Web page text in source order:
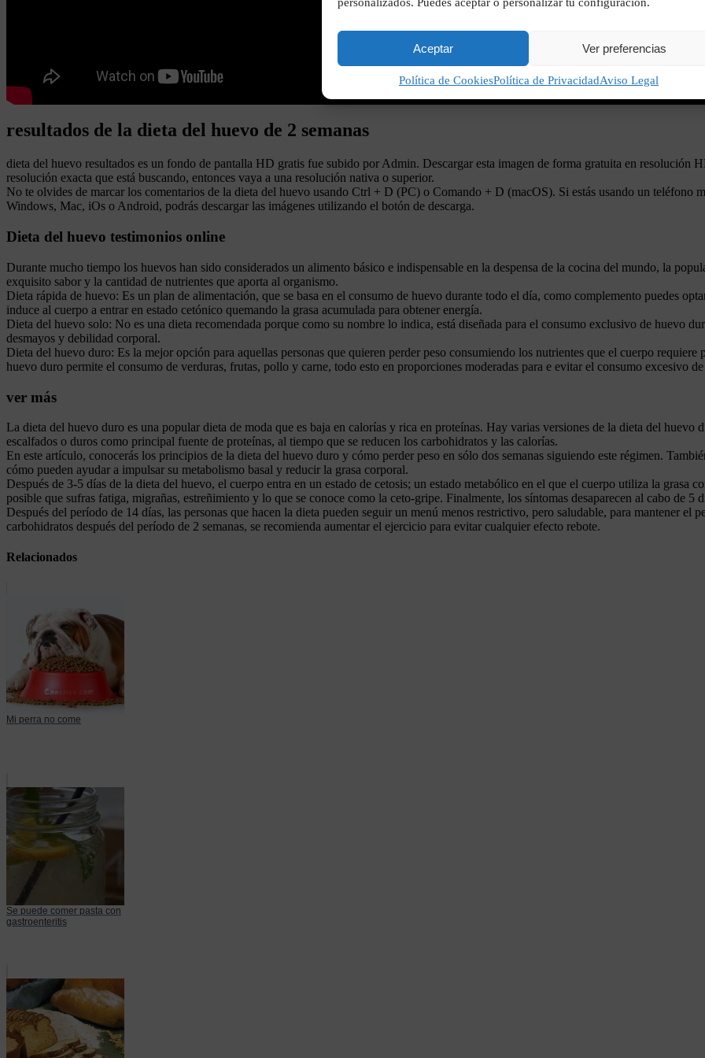
Aceptar Ver preferencias
Política de CookiesPolítica de PrivacidadAviso Legal
resultados de la dieta del huevo de 2 semanas
dieta del huevo resultados es un fondo de pantalla HD gratis fue subido por Admin. Descargar esta imagen de forma gratuita en resolución
resolución exacta que está buscando, entonces vaya a una resolución nativa o superior.
No te olvides de marcar los comentarios de la dieta del huevo usando Ctrl + D (PC) o Comando + D (macOS). Si estás usando un teléfono
Windows, Mac, iOs o Android, podrás descargar las imágenes utilizando el botón de descarga.
Dieta del huevo testimonios online
Durante mucho tiempo los huevos han sido considerados un alimento básico e indispensable en la despensa de la cocina del mundo, la
exquisito sabor y la cantidad de nutrientes que aporta al organismo.
Dieta rápida de huevo: Es un plan de alimentación, que se basa en el consumo de huevo durante todo el día, como complemento puedes
induce al cuerpo a entrar en estado cetónico quemando la grasa acumulada para obtener energía.
Dieta del huevo solo: No es una dieta recomendada porque como su nombre lo indica, está diseñada para el consumo exclusivo de huevo
desmayos y debilidad corporal.
Dieta del huevo duro: Es la mejor opción para aquellas personas que quieren perder peso consumiendo los nutrientes que el cuerpo
huevo duro permite el consumo de verduras, frutas, pollo y carne, todo esto en proporciones moderadas para e evitar el consumo excesivo
ver más
La dieta del huevo duro es una popular dieta de moda que es baja en calorías y rica en proteínas. Hay varias versiones de la dieta del huevo
escalfados o duros como principal fuente de proteínas, al tiempo que se reducen los carbohidratos y las calorías.
En este artículo, conocerás los principios de la dieta del huevo duro y cómo perder peso en sólo dos semanas siguiendo este régimen.
cómo pueden ayudar a impulsar su metabolismo basal y reducir la grasa corporal.
Después de 3-5 días de la dieta del huevo, el cuerpo entra en un estado de cetosis; un estado metabólico en el que el cuerpo utiliza la grasa
posible que sufras fatiga, migrañas, estreñimiento y lo que se conoce como la ceto-gripe. Finalmente, los síntomas desaparecen al cabo de 5
Después del período de 14 días, las personas que hacen la dieta pueden seguir un menú menos restrictivo, pero saludable, para mantener el
carbohidratos después del período de 2 semanas, se recomienda aumentar el ejercicio para evitar cualquier efecto rebote.
Relacionados
Mi perra no come
Se puede comer pasta con
gastroenteritis